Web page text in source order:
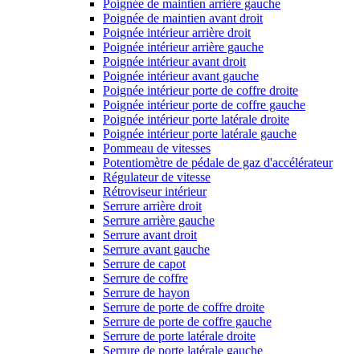
Poignée de maintien arrière gauche
Poignée de maintien avant droit
Poignée intérieur arrière droit
Poignée intérieur arrière gauche
Poignée intérieur avant droit
Poignée intérieur avant gauche
Poignée intérieur porte de coffre droite
Poignée intérieur porte de coffre gauche
Poignée intérieur porte latérale droite
Poignée intérieur porte latérale gauche
Pommeau de vitesses
Potentiomètre de pédale de gaz d'accélérateur
Régulateur de vitesse
Rétroviseur intérieur
Serrure arrière droit
Serrure arrière gauche
Serrure avant droit
Serrure avant gauche
Serrure de capot
Serrure de coffre
Serrure de hayon
Serrure de porte de coffre droite
Serrure de porte de coffre gauche
Serrure de porte latérale droite
Serrure de porte latérale gauche